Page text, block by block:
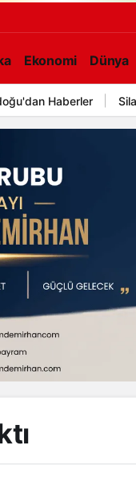
Ekonomi Dünya
Haberler